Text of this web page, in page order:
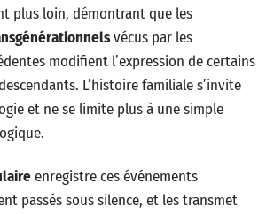
plus loin, démontrant que les
vécus par les
modifient l’expression de certains
L’histoire familiale s’invite
et ne se limite plus à une simple
enregistre ces événements
passés sous silence, et les transmet